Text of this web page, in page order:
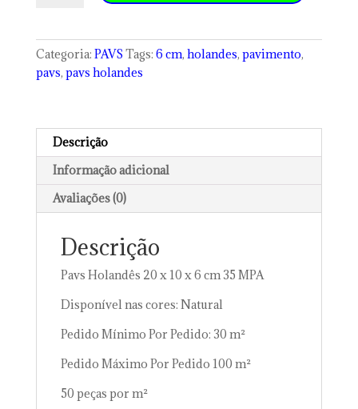
10
6
MPA
quantidade
Categoria: PAVS Tags: 6 cm, holandes, pavimento,
pavs, pavs holandes
Descrição
Informação adicional
Avaliações (0)
Descrição
Pavs Holandês 20 x 10 x 6 cm 35 MPA
Disponível nas cores: Natural
Pedido Mínimo Por Pedido: 30 m²
Pedido Máximo Por Pedido 100 m²
50 peças por m²